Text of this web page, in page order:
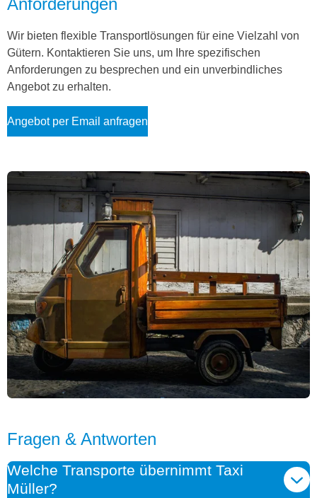
Anforderungen
Wir bieten flexible Transportlösungen für eine Vielzahl von
Gütern. Kontaktieren Sie uns, um Ihre spezifischen
Anforderungen zu besprechen und ein unverbindliches
Angebot zu erhalten.
Angebot per Email anfragen
Fragen & Antworten
Welche Transporte übernimmt Taxi
Müller?